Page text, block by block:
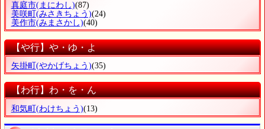
真庭市(まにわし)(87)
美咲町 (みさきちょう)(24)
美作市(みまさかし)(40)
【や行】や・ゆ・よ
矢掛町 (やかげちょう)(35)
【わ行】わ・を・ん
和気町 (わけちょう)(13)